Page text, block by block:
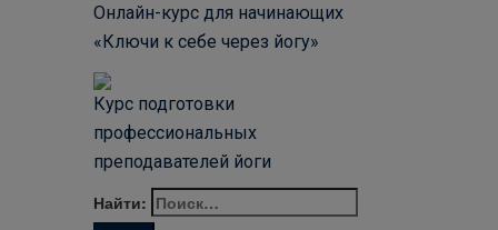
Онлайн-курс для начинающих
«Ключи к себе через йогу»
Курс подготовки
профессиональных
преподавателей йоги
Найти: